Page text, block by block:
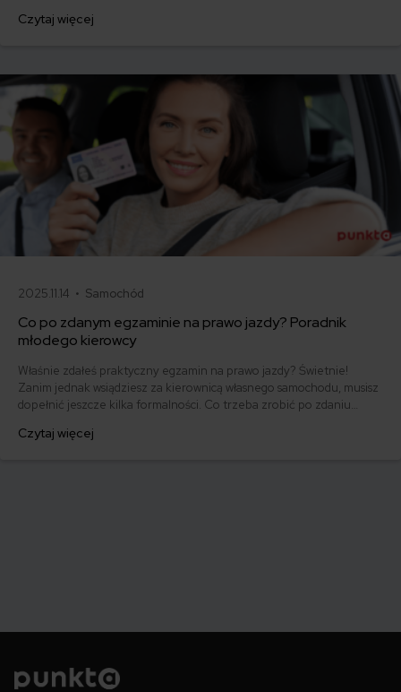
ofertę lub zdecydowałeś się sprzedać samochód w trakcie trwania
Czytaj więcej
2025.11.14 • Samochód
Co po zdanym egzaminie na prawo jazdy? Poradnik
młodego kierowcy
Właśnie zdałeś praktyczny egzamin na prawo jazdy? Świetnie!
Zanim jednak wsiądziesz za kierownicą własnego samochodu, musisz
dopełnić jeszcze kilka formalności. Co trzeba zrobić po zdaniu
którym szybko załatwisz sprawy urzędowe i będziesz mógł prowadzić
Czytaj więcej